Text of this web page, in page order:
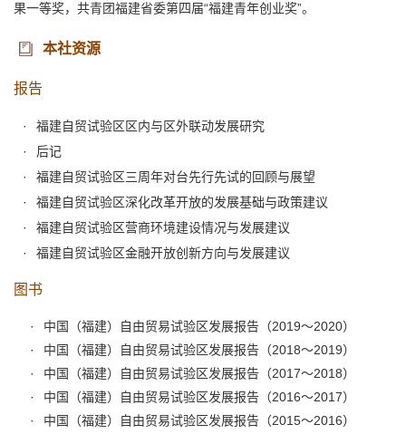
果一等奖，共青团福建省委第四届“福建青年创业奖”。
本社资源
报告
福建自贸试验区区内与区外联动发展研究
后记
福建自贸试验区三周年对台先行先试的回顾与展望
福建自贸试验区深化改革开放的发展基础与政策建议
福建自贸试验区营商环境建设情况与发展建议
福建自贸试验区金融开放创新方向与发展建议
图书
中国（福建）自由贸易试验区发展报告（2019～2020）
中国（福建）自由贸易试验区发展报告（2018～2019）
中国（福建）自由贸易试验区发展报告（2017～2018）
中国（福建）自由贸易试验区发展报告（2016～2017）
中国（福建）自由贸易试验区发展报告（2015～2016）